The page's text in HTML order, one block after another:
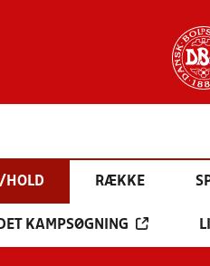
HOLD RÆKKE
KAMPSØGNING